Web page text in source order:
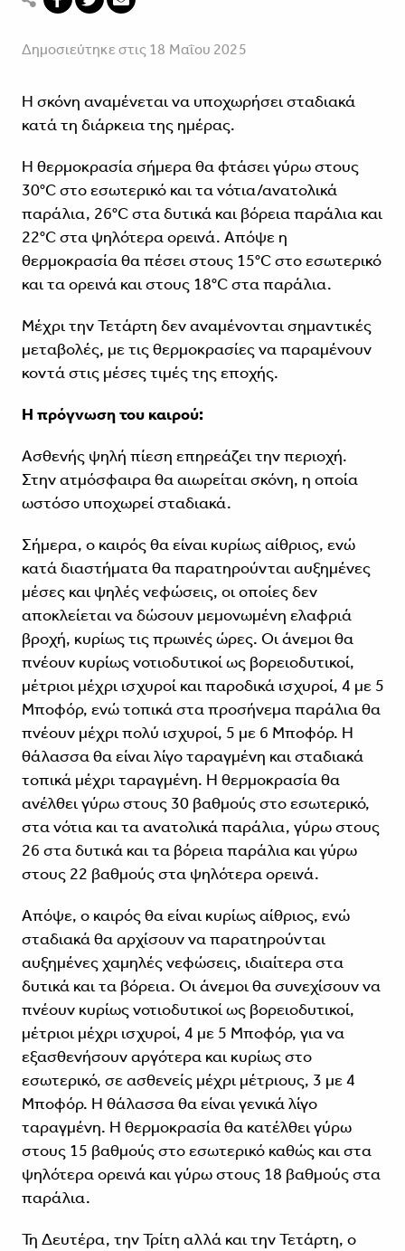
Δημοσιεύτηκε στις 18 Μαΐου 2025
Η σκόνη αναμένεται να υποχωρήσει σταδιακά
κατά τη διάρκεια της ημέρας.
Η θερμοκρασία σήμερα θα φτάσει γύρω στους
30°C στο εσωτερικό και τα νότια/ανατολικά
παράλια, 26°C στα δυτικά και βόρεια παράλια και
22°C στα ψηλότερα ορεινά. Απόψε η
θερμοκρασία θα πέσει στους 15°C στο εσωτερικό
και τα ορεινά και στους 18°C στα παράλια.
Μέχρι την Τετάρτη δεν αναμένονται σημαντικές
μεταβολές, με τις θερμοκρασίες να παραμένουν
κοντά στις μέσες τιμές της εποχής.
Η πρόγνωση του καιρού:
Ασθενής ψηλή πίεση επηρεάζει την περιοχή.
Στην ατμόσφαιρα θα αιωρείται σκόνη, η οποία
ωστόσο υποχωρεί σταδιακά.
Σήμερα, ο καιρός θα είναι κυρίως αίθριος, ενώ
κατά διαστήματα θα παρατηρούνται αυξημένες
μέσες και ψηλές νεφώσεις, οι οποίες δεν
αποκλείεται να δώσουν μεμονωμένη ελαφριά
βροχή, κυρίως τις πρωινές ώρες. Οι άνεμοι θα
πνέουν κυρίως νοτιοδυτικοί ως βορειοδυτικοί,
μέτριοι μέχρι ισχυροί και παροδικά ισχυροί, 4 με 5
Μποφόρ, ενώ τοπικά στα προσήνεμα παράλια θα
πνέουν μέχρι πολύ ισχυροί, 5 με 6 Μποφόρ. Η
θάλασσα θα είναι λίγο ταραγμένη και σταδιακά
τοπικά μέχρι ταραγμένη. Η θερμοκρασία θα
ανέλθει γύρω στους 30 βαθμούς στο εσωτερικό,
στα νότια και τα ανατολικά παράλια, γύρω στους
26 στα δυτικά και τα βόρεια παράλια και γύρω
στους 22 βαθμούς στα ψηλότερα ορεινά.
Απόψε, ο καιρός θα είναι κυρίως αίθριος, ενώ
σταδιακά θα αρχίσουν να παρατηρούνται
αυξημένες χαμηλές νεφώσεις, ιδιαίτερα στα
δυτικά και τα βόρεια. Οι άνεμοι θα συνεχίσουν να
πνέουν κυρίως νοτιοδυτικοί ως βορειοδυτικοί,
μέτριοι μέχρι ισχυροί, 4 με 5 Μποφόρ, για να
εξασθενήσουν αργότερα και κυρίως στο
εσωτερικό, σε ασθενείς μέχρι μέτριους, 3 με 4
Μποφόρ. Η θάλασσα θα είναι γενικά λίγο
ταραγμένη. Η θερμοκρασία θα κατέλθει γύρω
στους 15 βαθμούς στο εσωτερικό καθώς και στα
ψηλότερα ορεινά και γύρω στους 18 βαθμούς στα
παράλια.
Τη Δευτέρα, την Τρίτη αλλά και την Τετάρτη, ο